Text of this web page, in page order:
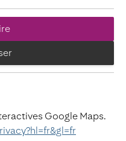
Google Maps.